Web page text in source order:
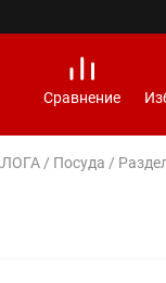
Сравнение
/ Посуда /